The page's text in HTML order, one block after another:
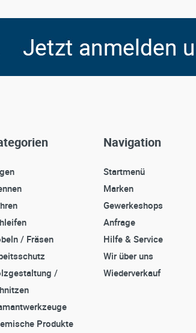
/ Fräsen
/
Produkte
Navigation
Startmenü
Marken
Gewerkeshops
Anfrage
Hilfe & Service
Wir über uns
Wiederverkauf